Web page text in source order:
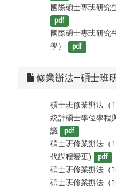
國際碩士專班研究
pdf
國際碩士專班研究
學）
pdf
修業辦法—碩士班
碩士班修業辦法（
統計碩士學位學程
議
pdf
碩士班修業辦法（
代課程變更)
pdf
碩士班修業辦法（
碩士班修業辦法（